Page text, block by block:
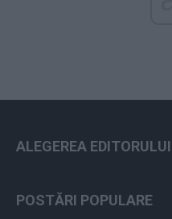
ALEGEREA EDITORULUI
POSTĂRI POPULARE